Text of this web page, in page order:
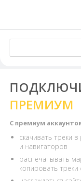
ПРЕМИУМ
С премиум
скачивать треки
и навигаторов
распечатывать
копировать